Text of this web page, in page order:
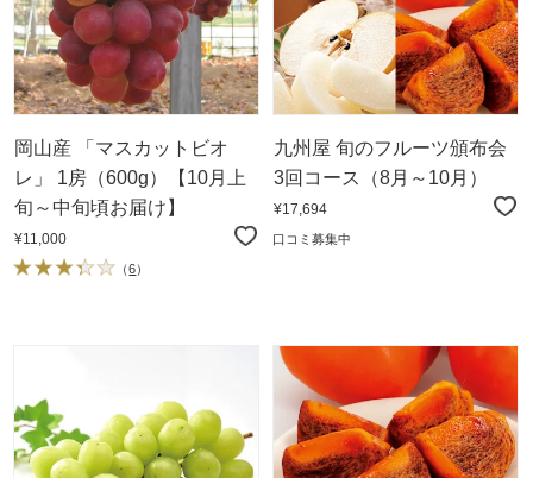
岡山産 「マスカットビオ
レ」 1房（600g）【10月上
旬～中旬頃お届け】
¥11,000
（6）
九州屋 旬のフルーツ頒布会
3回コース（8月～10月）
¥17,694
口コミ募集中